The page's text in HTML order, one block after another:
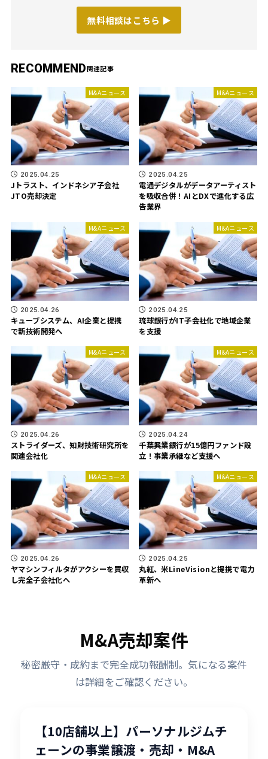
無料相談はこちら ▶︎
RECOMMEND
M&Aニュース
2025.04.25
Jトラスト、インドネシア子会社
JTO売却決定
M&Aニュース
2025.04.25
電通デジタルがデータアーティスト
を吸収合併！AIとDXで進化する広
告業界
M&Aニュース
2025.04.26
キューブシステム、AI企業と提携
で新技術開発へ
M&Aニュース
2025.04.25
琉球銀行がIT子会社化で地域企業
を支援
M&Aニュース
2025.04.26
ストライダーズ、知財技術研究所を
関連会社化
M&Aニュース
2025.04.24
千葉興業銀行が15億円ファンド設
立！事業承継など支援へ
M&Aニュース
2025.04.26
ヤマシンフィルタがアクシーを買収
し完全子会社化へ
M&Aニュース
2025.04.25
丸紅、米LineVisionと提携で電力
革新へ
M&A売却案件
秘密厳守・成約まで完全成功報酬制。気になる案件
は詳細をご確認ください。
【10店舗以上】パーソナルジムチ
ェーンの事業譲渡・売却・M&A